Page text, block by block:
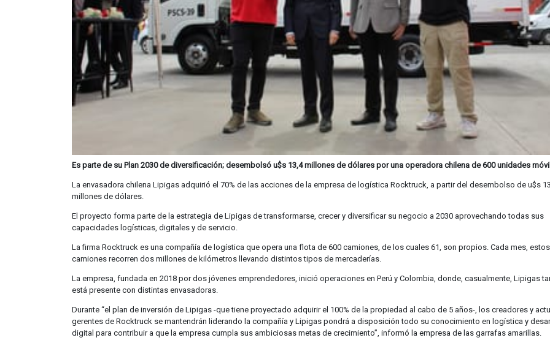
Es parte de su Plan 2030 de diversificación; desembolsó u$s 13,4 millones de dólares por una operadora chilena de 600 unidades
La envasadora chilena Lipigas adquirió el 70% de las acciones de la empresa de logística Rocktruck, a partir del desembolso de u$s
millones de dólares.
El proyecto forma parte de la estrategia de Lipigas de transformarse, crecer y diversificar su negocio a 2030 aprovechando todas sus
capacidades logísticas, digitales y de servicio.
La firma Rocktruck es una compañía de logística que opera una flota de 600 camiones, de los cuales 61, son propios. Cada mes, estos
camiones recorren dos millones de kilómetros llevando distintos tipos de mercaderías.
La empresa, fundada en 2018 por dos jóvenes emprendedores, inició operaciones en Perú y Colombia, donde, casualmente, Lipigas
está presente con distintas envasadoras.
Durante “el plan de inversión de Lipigas -que tiene proyectado adquirir el 100% de la propiedad al cabo de 5 años-, los creadores y
gerentes de Rocktruck se mantendrán liderando la compañía y Lipigas pondrá a disposición todo su conocimiento en logística y
digital para contribuir a que la empresa cumpla sus ambiciosas metas de crecimiento”, informó la empresa de las garrafas amarillas.